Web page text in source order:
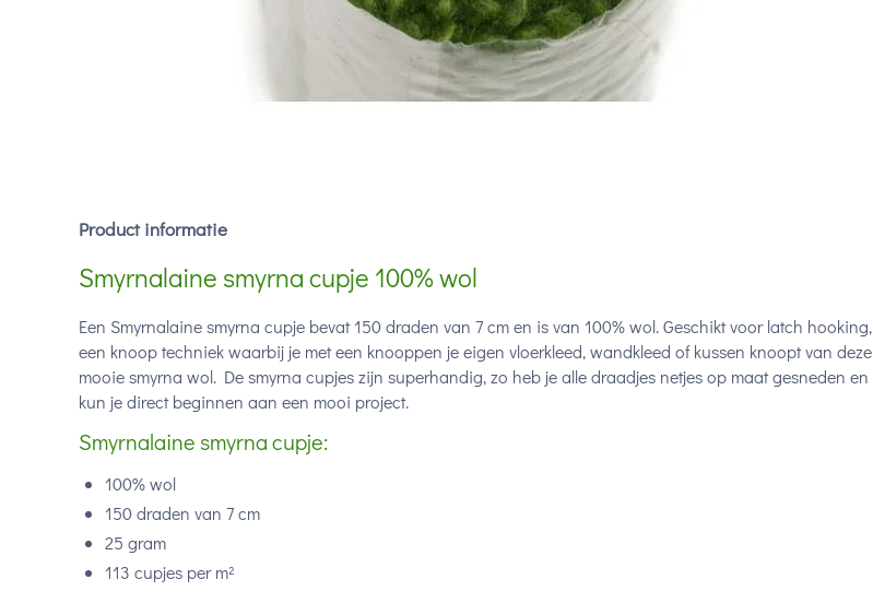
Product informatie
Smyrnalaine smyrna cupje 100% wol
Een Smyrnalaine smyrna cupje bevat 150 draden van 7 cm en is van 100% wol. Geschikt voor latch hooking,
een knoop techniek waarbij je met een knooppen je eigen vloerkleed, wandkleed of kussen knoopt van deze
mooie smyrna wol. De smyrna cupjes zijn superhandig, zo heb je alle draadjes netjes op maat gesneden en
kun je direct beginnen aan een mooi project.
Smyrnalaine smyrna cupje:
100% wol
150 draden van 7 cm
25 gram
113 cupjes per m²